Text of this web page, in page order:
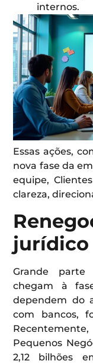
internos.
Essas ações,
nova fase da
equipe,
clareza,
jurídico
Grande parte
chegam à
dependem do
com bancos,
Pequenos
2,12 bilhões